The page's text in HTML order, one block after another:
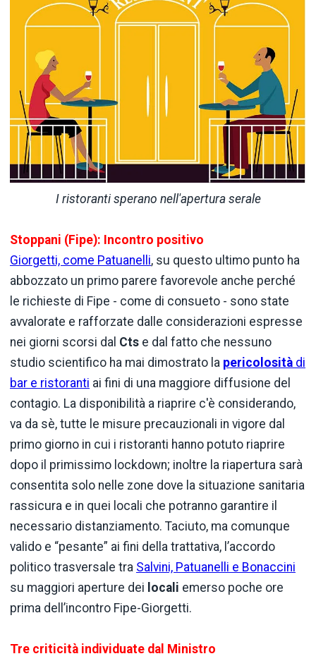
I ristoranti sperano nell'apertura serale
Stoppani (Fipe): Incontro positivo
Giorgetti, come Patuanelli, su questo ultimo punto ha
abbozzato un primo parere favorevole anche perché
le richieste di Fipe - come di consueto - sono state
avvalorate e rafforzate dalle considerazioni espresse
nei giorni scorsi dal Cts e dal fatto che nessuno
studio scientifico ha mai dimostrato la pericolosità di
bar e ristoranti ai fini di una maggiore diffusione del
contagio. La disponibilità a riaprire c'è considerando,
va da sè, tutte le misure precauzionali in vigore dal
primo giorno in cui i ristoranti hanno potuto riaprire
dopo il primissimo lockdown; inoltre la riapertura sarà
consentita solo nelle zone dove la situazione sanitaria
rassicura e in quei locali che potranno garantire il
necessario distanziamento. Taciuto, ma comunque
valido e “pesante” ai fini della trattativa, l’accordo
politico trasversale tra Salvini, Patuanelli e Bonaccini
su maggiori aperture dei locali emerso poche ore
prima dell’incontro Fipe-Giorgetti.
Tre criticità individuate dal Ministro